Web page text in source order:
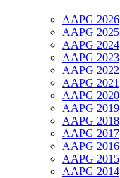
AAPG 2026
AAPG 2025
AAPG 2024
AAPG 2023
AAPG 2022
AAPG 2021
AAPG 2020
AAPG 2019
AAPG 2018
AAPG 2017
AAPG 2016
AAPG 2015
AAPG 2014